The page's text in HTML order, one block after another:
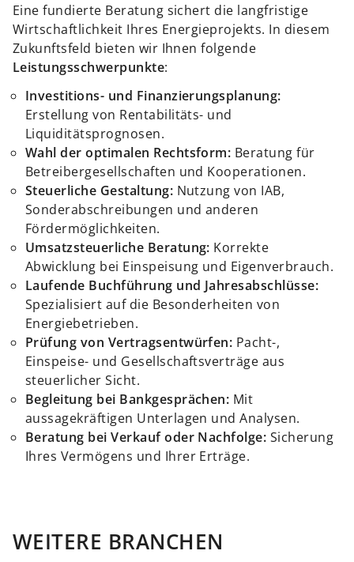
Eine fundierte Beratung sichert die langfristige
Wirtschaftlichkeit Ihres Energieprojekts. In diesem
Zukunftsfeld bieten wir Ihnen folgende
Leistungsschwerpunkte:
Investitions- und Finanzierungsplanung:
Erstellung von Rentabilitäts- und
Liquiditätsprognosen.
Wahl der optimalen Rechtsform: Beratung für
Betreibergesellschaften und Kooperationen.
Steuerliche Gestaltung: Nutzung von IAB,
Sonderabschreibungen und anderen
Fördermöglichkeiten.
Umsatzsteuerliche Beratung: Korrekte
Abwicklung bei Einspeisung und Eigenverbrauch.
Laufende Buchführung und Jahresabschlüsse:
Spezialisiert auf die Besonderheiten von
Energiebetrieben.
Prüfung von Vertragsentwürfen: Pacht-,
Einspeise- und Gesellschaftsverträge aus
steuerlicher Sicht.
Begleitung bei Bankgesprächen: Mit
aussagekräftigen Unterlagen und Analysen.
Beratung bei Verkauf oder Nachfolge: Sicherung
Ihres Vermögens und Ihrer Erträge.
WEITERE BRANCHEN